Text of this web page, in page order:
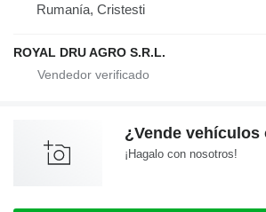
Rumanía, Cristesti
ROYAL DRU AGRO S.R.L.
¿Vende vehículos
¡Hagalo con nosotros!